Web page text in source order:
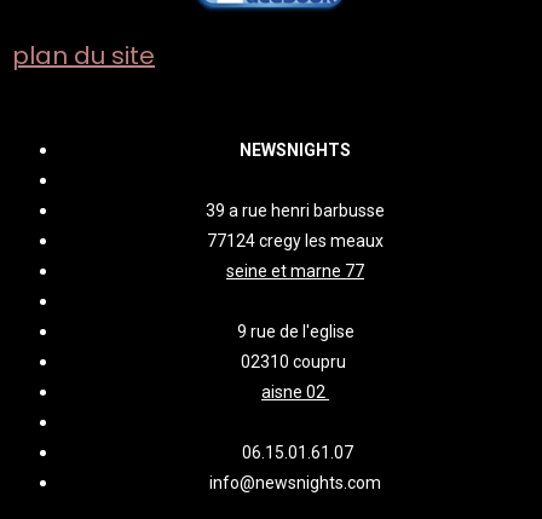
plan du site
NEWSNIGHTS
39 a rue henri barbusse
77124 cregy les meaux
seine et marne 77
9 rue de l'eglise
02310 coupru
aisne 02
06.15.01.61.07
info@newsnights.com